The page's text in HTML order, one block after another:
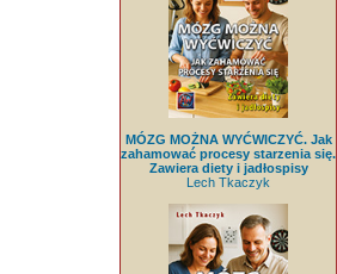
MÓZG MOŻNA WYĆWICZYĆ. Jak
zahamować procesy starzenia się.
Zawiera diety i jadłospisy
Lech Tkaczyk